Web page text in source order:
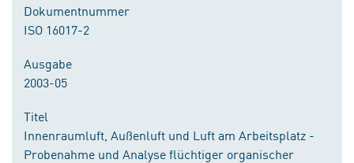
Dokumentnummer
ISO 16017-2
Ausgabe
2003-05
Titel
Innenraumluft, Außenluft und Luft am Arbeitsplatz -
Probenahme und Analyse flüchtiger organischer